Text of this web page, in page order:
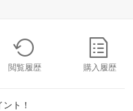
閲覧履歴 購入履歴
ト！